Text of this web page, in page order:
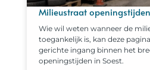
Milieustraat
Wie wil weten wanneer de
toegankelijk is, kan deze
gerichte ingang binnen het
openingstijden in Soest.